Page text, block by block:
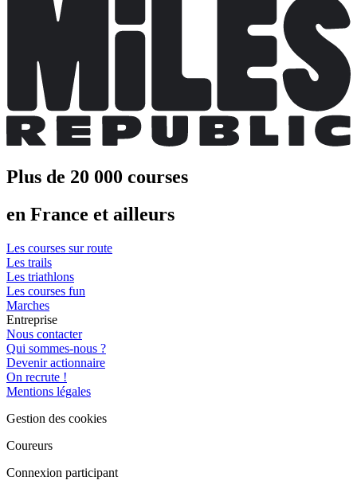
Plus de 20 000 courses
en France et ailleurs
Les courses sur route
Les trails
Les triathlons
Les courses fun
Marches
Entreprise
Nous contacter
Qui sommes-nous ?
Devenir actionnaire
On recrute !
Mentions légales
Gestion des cookies
Coureurs
Connexion participant